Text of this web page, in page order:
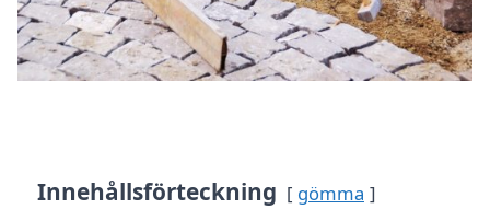
Innehållsförteckning gömma